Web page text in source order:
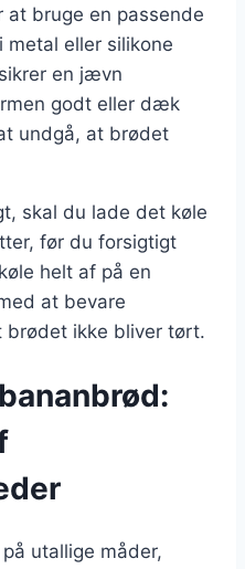
at bruge en passende
metal eller silikone
en jævn
godt eller dæk
undgå, at brødet
skal du lade det køle
før du forsigtigt
helt af på en
at bevare
brødet ikke bliver tørt.
utallige måder,